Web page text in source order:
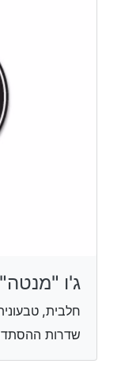
ג'ו
חלבית,
שדרות ההסתדרות